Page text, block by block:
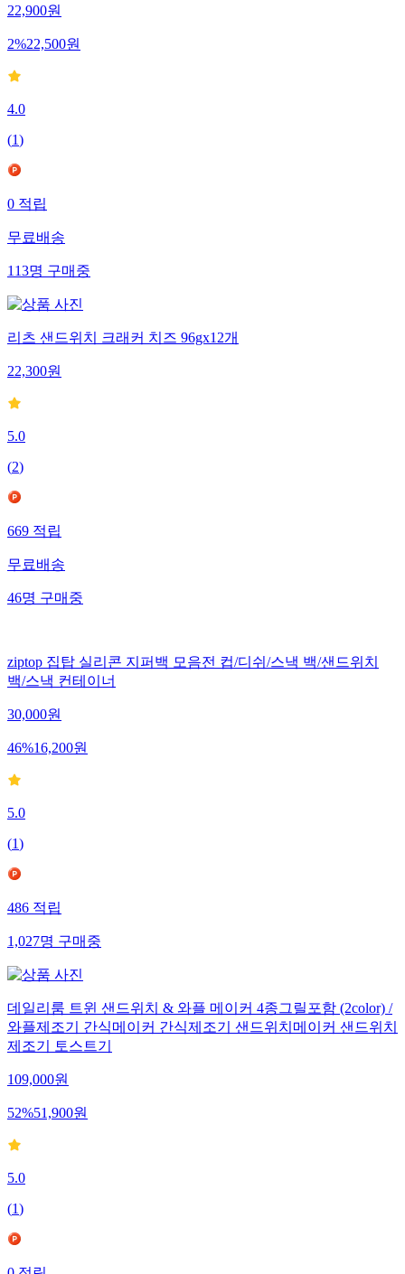
22,900원
2%22,500원
4.0
(1)
0적립
무료배송
113명구매중
리츠 샌드위치 크래커 치즈 96gx12개
22,300원
5.0
(2)
669적립
무료배송
46명구매중
ziptop 집탑 실리콘 지퍼백 모음전 컵/디쉬/스낵 백/샌드위치
백/스낵 컨테이너
30,000원
46%16,200원
5.0
(1)
486적립
1,027명구매중
데일리룸 트윈 샌드위치 & 와플 메이커 4종그릴포함 (2color) /
와플제조기 간식메이커 간식제조기 샌드위치메이커 샌드위치
제조기 토스트기
109,000원
52%51,900원
5.0
(1)